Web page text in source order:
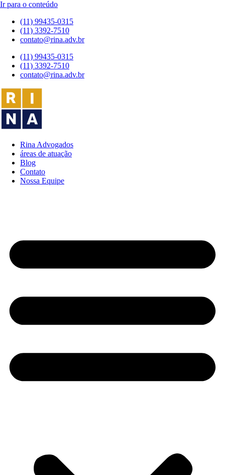
Ir para o conteúdo
(11) 99435-0315
(11) 3392-7510
contato@rina.adv.br
(11) 99435-0315
(11) 3392-7510
contato@rina.adv.br
Rina Advogados
áreas de atuação
Blog
Contato
Nossa Equipe